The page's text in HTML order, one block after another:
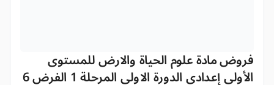
فروض مادة علوم الحياة والارض للمستوى
الأولى إعدادي الدورة الاولى المرحلة 1 الفرض 6